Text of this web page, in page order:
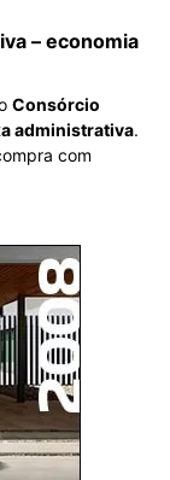
– economia
Consórcio
administrativa.
com